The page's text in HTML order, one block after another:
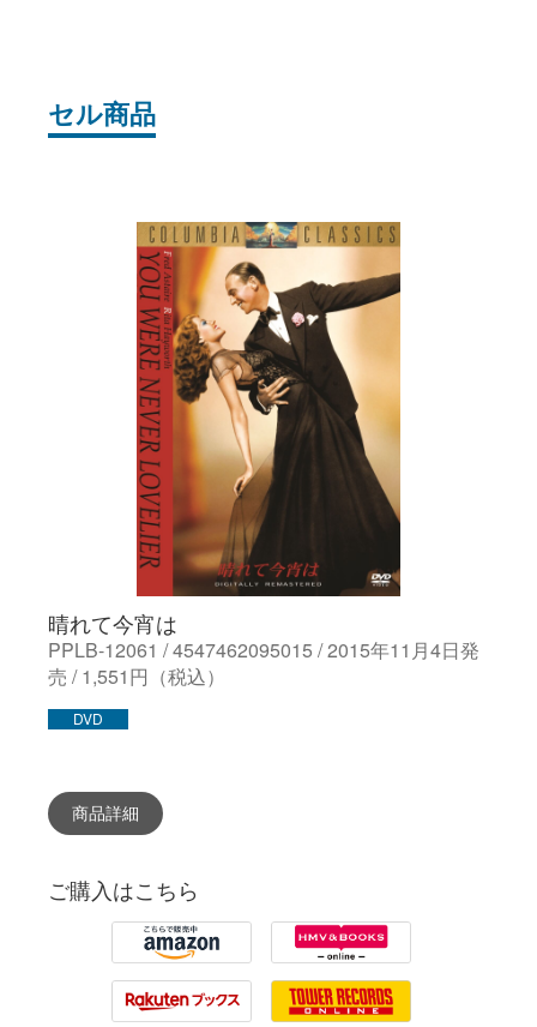
セル商品
晴れて今宵は
PPLB-12061 / 4547462095015 / 2015年11月4日発
売 / 1,551円（税込）
DVD
商品詳細
ご購入はこちら
Amazon HMV